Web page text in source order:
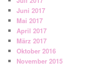
Juni 2017
Mai 2017
April 2017
März 2017
Oktober 2016
November 2015